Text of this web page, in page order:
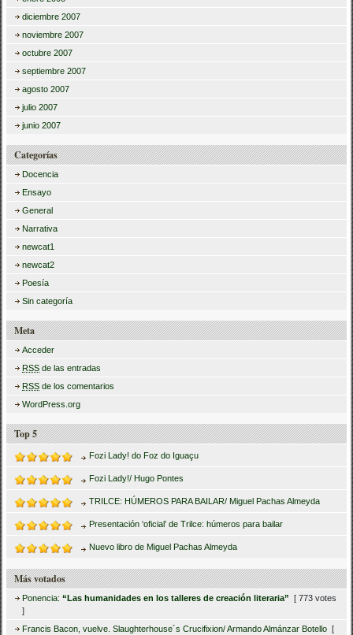
diciembre 2007
noviembre 2007
octubre 2007
septiembre 2007
agosto 2007
julio 2007
junio 2007
Categorías
Docencia
Ensayo
General
Narrativa
newcat1
newcat2
Poesía
Sin categoría
Meta
Acceder
RSS de las entradas
RSS de los comentarios
WordPress.org
Top 5
Fozi Lady! do Foz do Iguaçu
Fozi Lady!/ Hugo Pontes
TRILCE: HÚMEROS PARA BAILAR/ Miguel Pachas Almeyda
Presentación ‘oficial’ de Trilce: húmeros para bailar
Nuevo libro de Miguel Pachas Almeyda
Más votados
Ponencia:“Las humanidades en los talleres de creación literaria”
[ 773 votes
]
Francis Bacon, vuelve. Slaughterhouse´s Crucifixion/ Armando Almánzar Botello [